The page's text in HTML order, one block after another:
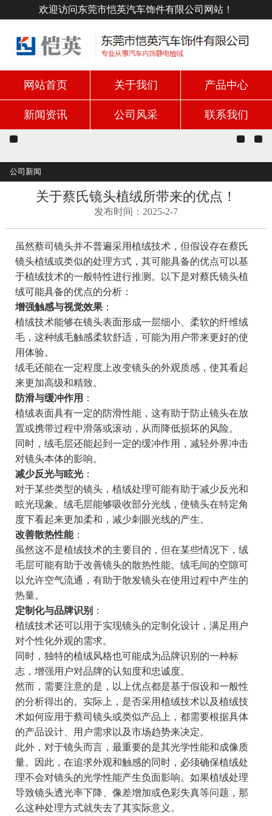
欢迎访问东莞市恺英汽车饰件有限公司网站！
网站首页 关于我们 产品中心
新闻资讯 公司风采 联系我们
公司新闻
关于蔡氏镜头植绒所带来的优点！
发布时间：2025-2-7
虽然蔡司镜头并不普遍采用植绒技术，但假设存在蔡氏
镜头植绒或类似的处理方式，其可能具备的优点可以基
于植绒技术的一般特性进行推测。以下是对蔡氏镜头植
绒可能具备的优点的分析：
增强触感与视觉效果：
植绒技术能够在镜头表面形成一层细小、柔软的纤维绒
毛，这种绒毛触感柔软舒适，可能为用户带来更好的使
用体验。
绒毛还能在一定程度上改变镜头的外观质感，使其看起
来更加高级和精致。
防滑与缓冲作用 ：
植绒表面具有一定的防滑性能，这有助于防止镜头在放
置或携带过程中滑落或滚动，从而降低损坏的风险。
同时，绒毛层还能起到一定的缓冲作用，减轻外界冲击
对镜头本体的影响。
减少反光与眩光：
对于某些类型的镜头，植绒处理可能有助于减少反光和
眩光现象。绒毛层能够吸收部分光线，使镜头在特定角
度下看起来更加柔和，减少刺眼光线的产生。
改善散热性能：
虽然这不是植绒技术的主要目的，但在某些情况下，绒
毛层可能有助于改善镜头的散热性能。绒毛间的空隙可
以允许空气流通，有助于散发镜头在使用过程中产生的
热量。
定制化与品牌识别 ：
植绒技术还可以用于实现镜头的定制化设计，满足用户
对个性化外观的需求。
同时，独特的植绒风格也可能成为品牌识别的一种标
志，增强用户对品牌的认知度和忠诚度。
然而，需要注意的是，以上优点都是基于假设和一般性
的分析得出的。实际上，是否采用植绒技术以及植绒技
术如何应用于蔡司镜头或类似产品上，都需要根据具体
的产品设计、用户需求以及市场趋势来决定。
此外，对于镜头而言，最重要的是其光学性能和成像质
量。因此，在追求外观和触感的同时，必须确保植绒处
理不会对镜头的光学性能产生负面影响。如果植绒处理
导致镜头透光率下降、像差增加或色彩失真等问题，那
么这种处理方式就失去了其实际意义。